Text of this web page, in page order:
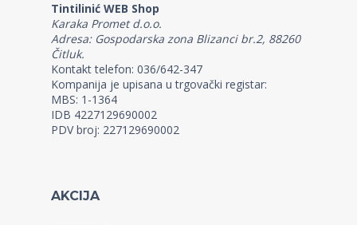
Tintilinić WEB Shop
Karaka Promet d.o.o.
Adresa: Gospodarska zona Blizanci br.2, 88260
Čitluk.
Kontakt telefon: 036/642-347
Kompanija je upisana u trgovački registar:
MBS: 1-1364
IDB 4227129690002
PDV broj: 227129690002
AKCIJA